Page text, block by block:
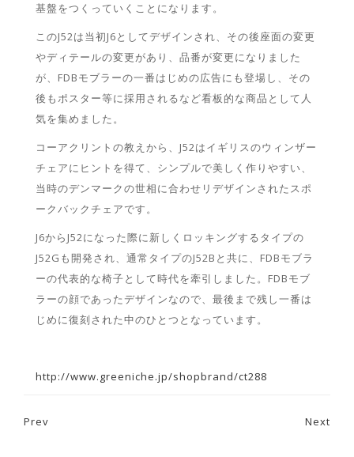
基盤をつくっていくことになります。
このJ52は当初J6としてデザインされ、その後座面の変更
やディテールの変更があり、品番が変更になりました
が、FDBモブラーの一番はじめの広告にも登場し、その
後もポスター等に採用されるなど看板的な商品として人
気を集めました。
コーアクリントの教えから、J52はイギリスのウィンザー
チェアにヒントを得て、シンプルで美しく作りやすい、
当時のデンマークの世相に合わせリデザインされたスポ
ークバックチェアです。
J6からJ52になった際に新しくロッキングするタイプの
J52Gも開発され、通常タイプのJ52Bと共に、FDBモブラ
ーの代表的な椅子として時代を牽引しました。FDBモブ
ラーの顔であったデザインなので、最後まで残し一番は
じめに復刻された中のひとつとなっています。
http://www.greeniche.jp/shopbrand/ct288
Prev Next